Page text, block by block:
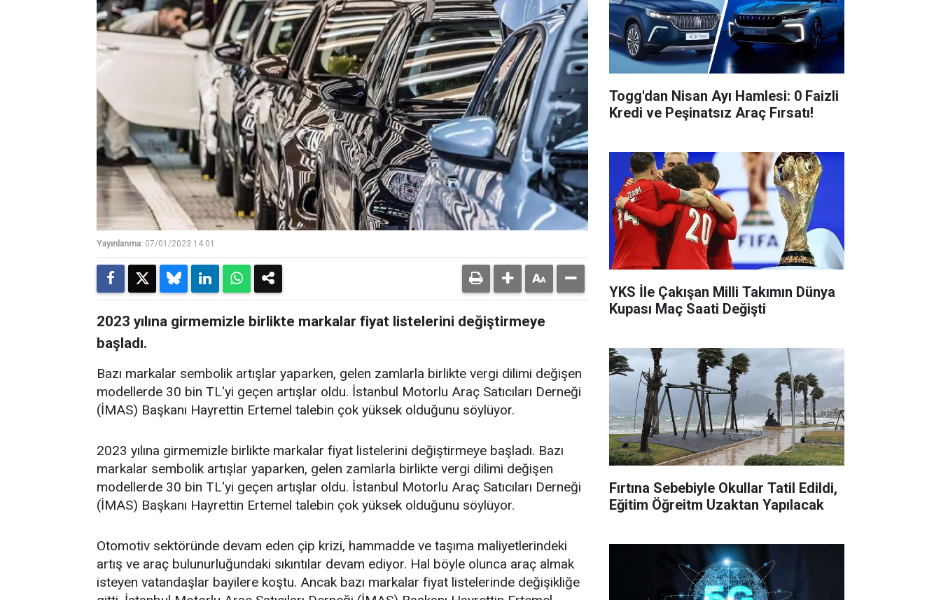
Yayınlanma: 07/01/2023 14:01
2023 yılına girmemizle birlikte markalar fiyat listelerini değiştirmeye
başladı.
Bazı markalar sembolik artışlar yaparken, gelen zamlarla birlikte vergi dilimi değişen
modellerde 30 bin TL'yi geçen artışlar oldu. İstanbul Motorlu Araç Satıcıları Derneği
(İMAS) Başkanı Hayrettin Ertemel talebin çok yüksek olduğunu söylüyor.
2023 yılına girmemizle birlikte markalar fiyat listelerini değiştirmeye başladı. Bazı
markalar sembolik artışlar yaparken, gelen zamlarla birlikte vergi dilimi değişen
modellerde 30 bin TL'yi geçen artışlar oldu. İstanbul Motorlu Araç Satıcıları Derneği
(İMAS) Başkanı Hayrettin Ertemel talebin çok yüksek olduğunu söylüyor.
Otomotiv sektöründe devam eden çip krizi, hammadde ve taşıma maliyetlerindeki
artış ve araç bulunurluğundaki sıkıntılar devam ediyor. Hal böyle olunca araç almak
isteyen vatandaşlar bayilere koştu. Ancak bazı markalar fiyat listelerinde değişikliğe
Togg'dan Nisan Ayı Hamlesi: 0 Faizli
Kredi ve Peşinatsız Araç Fırsatı!
YKS İle Çakışan Milli Takımın Dünya
Kupası Maç Saati Değişti
Fırtına Sebebiyle Okullar Tatil Edildi,
Eğitim Öğreitm Uzaktan Yapılacak